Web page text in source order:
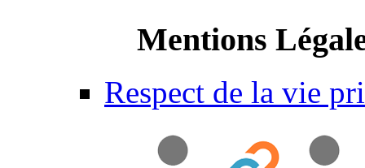
Mentions
Respect de la vie